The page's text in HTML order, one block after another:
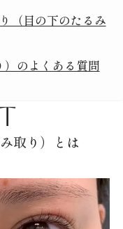
（目の下のたるみ
のよくある質問
取り）とは